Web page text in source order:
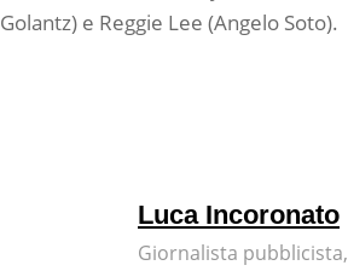
Golantz) e Reggie Lee (Angelo Soto).
Luca Incoronato
Giornalista pubblicista,